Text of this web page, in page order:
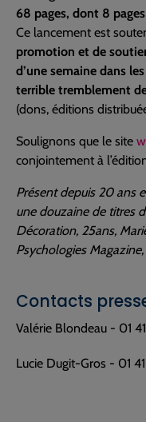
68 pages, dont 8
Ce lancement est
promotion et de
d’une semaine dans
terrible tremblement
(dons, éditions
Soulignons que le site
conjointement à
Présent depuis 20 ans
une douzaine de titres
Décoration, 25ans,
Psychologies
Contacts
Valérie Blondeau - 01
Lucie Dugit-Gros - 01